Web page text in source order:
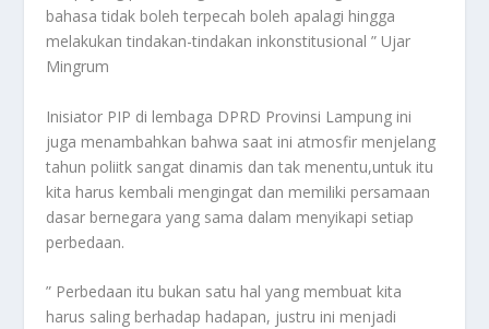
bahasa tidak boleh terpecah boleh apalagi hingga
melakukan tindakan-tindakan inkonstitusional ” Ujar
Mingrum
Inisiator PIP di lembaga DPRD Provinsi Lampung ini
juga menambahkan bahwa saat ini atmosfir menjelang
tahun poliitk sangat dinamis dan tak menentu,untuk itu
kita harus kembali mengingat dan memiliki persamaan
dasar bernegara yang sama dalam menyikapi setiap
perbedaan.
” Perbedaan itu bukan satu hal yang membuat kita
harus saling berhadap hadapan, justru ini menjadi